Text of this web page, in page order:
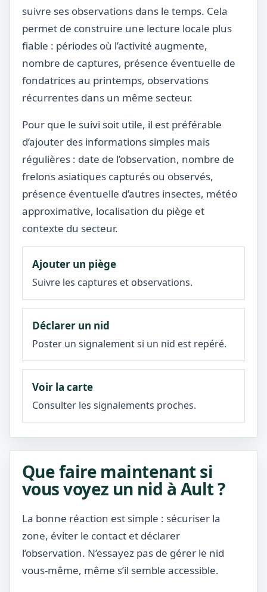
suivre ses observations dans le temps. Cela
permet de construire une lecture locale plus
fiable : périodes où l’activité augmente,
nombre de captures, présence éventuelle de
fondatrices au printemps, observations
récurrentes dans un même secteur.
Pour que le suivi soit utile, il est préférable
d’ajouter des informations simples mais
régulières : date de l’observation, nombre de
frelons asiatiques capturés ou observés,
présence éventuelle d’autres insectes, météo
approximative, localisation du piège et
contexte du secteur.
Ajouter un piège
Suivre les captures et observations.
Déclarer un nid
Poster un signalement si un nid est repéré.
Voir la carte
Consulter les signalements proches.
Que faire maintenant si
vous voyez un nid à Ault ?
La bonne réaction est simple : sécuriser la
zone, éviter le contact et déclarer
l’observation. N’essayez pas de gérer le nid
vous-même, même s’il semble accessible.